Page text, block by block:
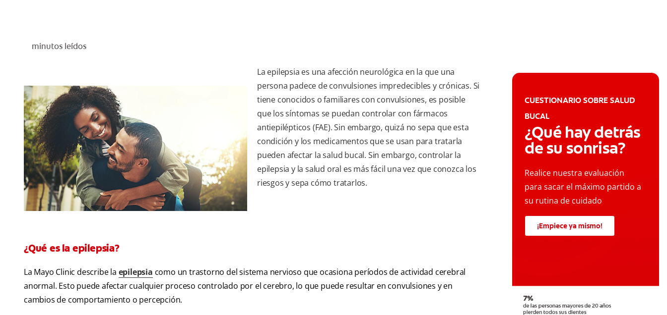
minutos leídos
La epilepsia es una afección neurológica en la que una
persona padece de convulsiones impredecibles y crónicas. Si
tiene conocidos o familiares con convulsiones, es posible
que los síntomas se puedan controlar con fármacos
antiepilépticos (FAE). Sin embargo, quizá no sepa que esta
condición y los medicamentos que se usan para tratarla
pueden afectar la salud bucal. Sin embargo, controlar la
epilepsia y la salud oral es más fácil una vez que conozca los
riesgos y sepa cómo tratarlos.
¿Qué es la epilepsia?
La Mayo Clinic describe la epilepsia como un trastorno del sistema nervioso que ocasiona períodos de actividad cerebral
anormal. Esto puede afectar cualquier proceso controlado por el cerebro, lo que puede resultar en convulsiones y en
cambios de comportamiento o percepción.
CUESTIONARIO SOBRE SALUD
BUCAL
¿Qué hay detrás
de su sonrisa?
Realice nuestra evaluación
para sacar el máximo partido a
su rutina de cuidado
¡Empiece ya mismo!